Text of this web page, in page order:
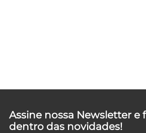
Assine nossa Newsletter e
dentro das novidades!